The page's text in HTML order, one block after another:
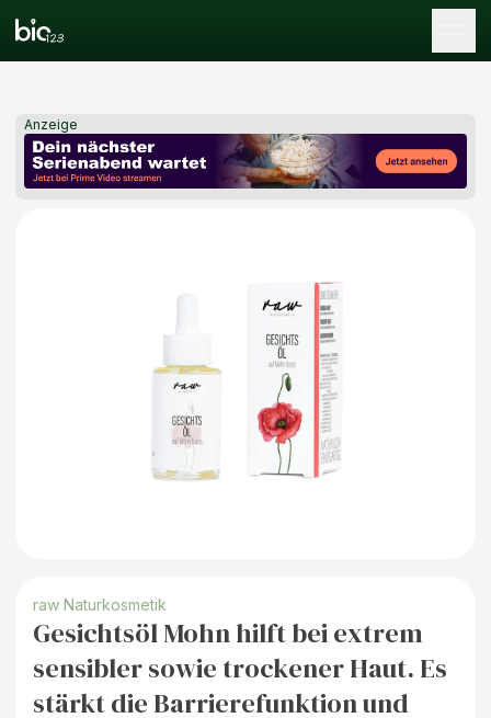
Anzeige
raw Naturkosmetik
Gesichtsöl Mohn hilft bei extrem
sensibler sowie trockener Haut. Es
stärkt die Barrierefunktion und